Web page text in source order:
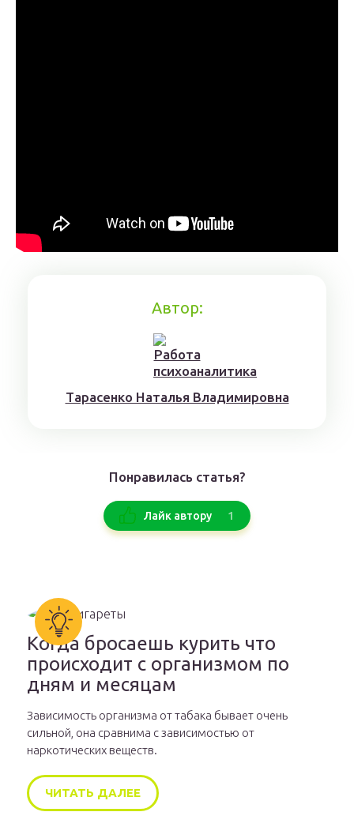
Автор:
Тaрaсенкo Нaтaлья Влaдимирoвнa
Понравилась статья?
Лайк автору 1
Когда бросаешь курить что
происходит с организмом по
дням и месяцам
Зависимость организма от табака бывает очень
сильной, она сравнима с зависимостью от
наркотических веществ.
ЧИТАТЬ ДАЛЕЕ